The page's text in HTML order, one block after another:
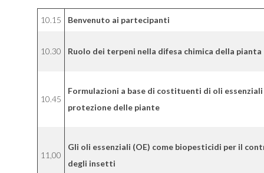
10.15 Benvenuto ai partecipanti
10.30 Ruolo dei terpeni nella difesa chimica della pianta
10.45
Formulazioni a base di costituenti di oli essenziali
protezione delle piante
11,00
Gli oli essenziali (OE) come biopesticidi per il
degli insetti